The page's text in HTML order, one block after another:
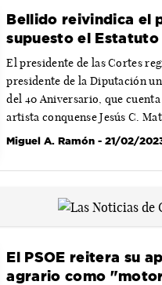
Bellido reivindica el
supuesto el
El presidente de las Cortes
presidente de la Diputación
del 40 Aniversario, que
artista conquense Jesús C.
Miguel A. Ramón - 21/02/
El PSOE reitera su
agrario como